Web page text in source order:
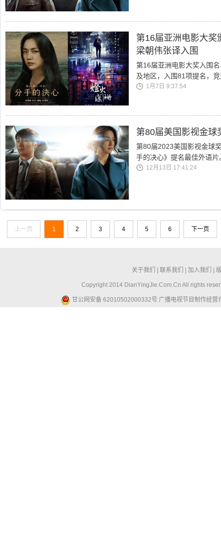
第16届亚洲电影大奖
梁朝伟张译入围
第16届亚洲电影大奖入围
及地区，入围81项提名，
1月7日 9:37:54
第80届美国影视金球
第80届2023美国影视金球
手的决心》提名最佳外语片
12月13日 17:41:24
上一页 1 2 3 4 5 6 下一页
关于我们 联系我们 加入我们
Copyright 2014 DianYingJie.Com.Cn All rights
甘公网安备 62010502000332号 广播电视节目制作经